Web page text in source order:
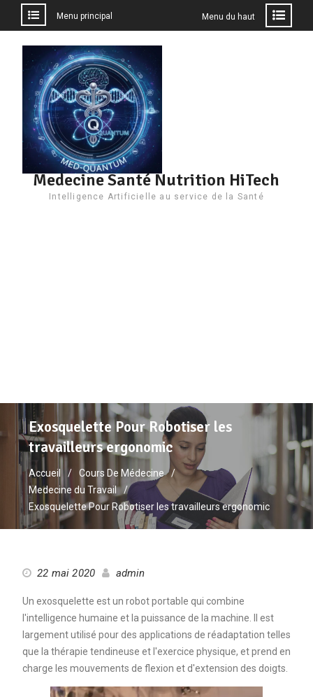
contenu
Menu principal Menu du haut
Medecine Santé Nutrition HiTech
Intelligence Artificielle au service de la Santé
Exosquelette Pour Robotiser les
travailleurs ergonomic
Accueil
Cours De Médecine
Medecine du Travail
Exosquelette Pour Robotiser les travailleurs ergonomic
22 mai 2020 admin
Un exosquelette est un robot portable qui combine
l'intelligence humaine et la puissance de la machine. Il est
largement utilisé pour des applications de réadaptation telles
que la thérapie tendineuse et l'exercice physique, et prend en
charge les mouvements de flexion et d'extension des doigts.